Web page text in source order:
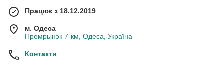
Працює з 18.12.2019
м. Одеса
Промрынок 7-км, Одеса, Україна
Контакти